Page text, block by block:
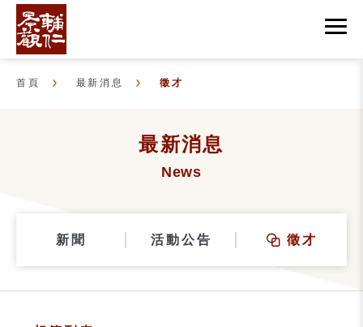
首頁 最新消息 徵才
最新消息
News
新聞 活動公告 徵才